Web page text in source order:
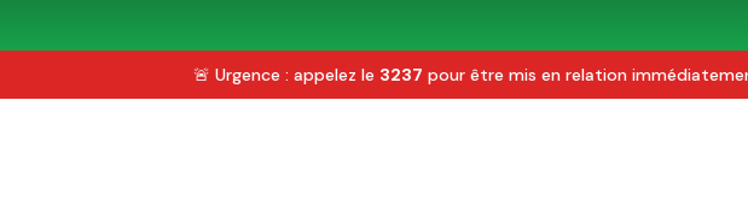
🚨 Urgence : appelez le 3237 pour être mis en relation